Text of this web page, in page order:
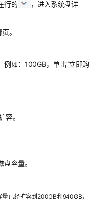
行的
，进入系统盘详
。
例如：100GB，单击“立即购
容。
容量。
已经扩容到200GB和940GB，